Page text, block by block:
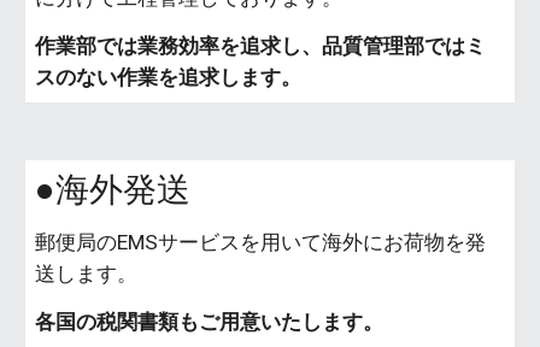
作業部では業務効率を追求し、品質管理部ではミ
スのない作業を追求します。
●海外発送
郵便局のEMSサービスを用いて海外にお荷物を発
送します。
各国の税関書類もご用意いたします。